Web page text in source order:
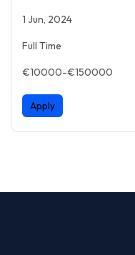
1 Jun, 2024
Full Time
€10000-€150000
Apply